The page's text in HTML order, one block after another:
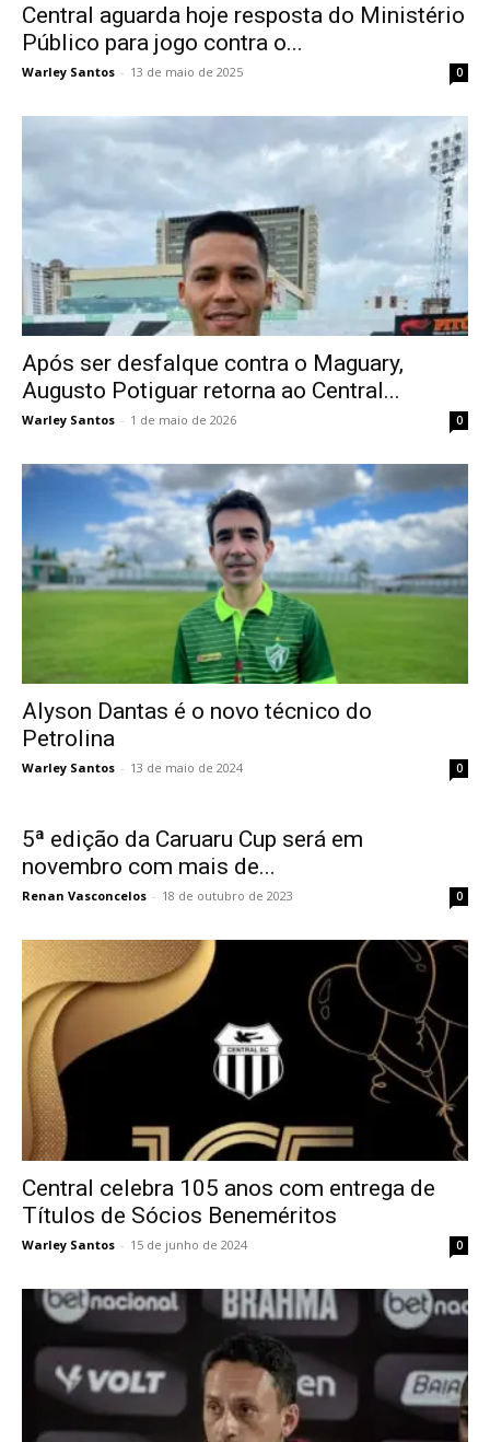
Central aguarda hoje resposta do Ministério
Público para jogo contra o...
Warley Santos - 13 de maio de 2025 0
Após ser desfalque contra o Maguary,
Augusto Potiguar retorna ao Central...
Warley Santos - 1 de maio de 2026 0
Alyson Dantas é o novo técnico do
Petrolina
Warley Santos - 13 de maio de 2024 0
5ª edição da Caruaru Cup será em
novembro com mais de...
Renan Vasconcelos - 18 de outubro de 2023 0
Central celebra 105 anos com entrega de
Títulos de Sócios Beneméritos
Warley Santos - 15 de junho de 2024 0